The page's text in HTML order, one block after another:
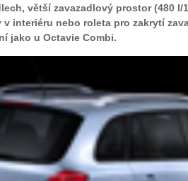
větší zavazadlový prostor (480 l/
interiéru nebo roleta pro zakrytí
jako u Octavie Combi.